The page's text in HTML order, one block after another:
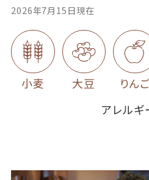
2026年7月15日現在
小麦 大豆
りん
アレル